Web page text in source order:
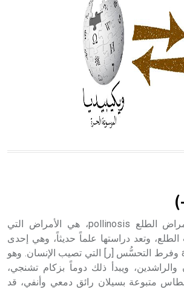
الطب من الدين والفلسفة.
إفراز حيواني يتكون في البحر ويتركب
الكلسيوم، وهو أحمر أو شديد الحمرة وهو
بكبر الحجم ويسمى الش
كلمة فرنسية اللفظ تم اعتمادها مصطلحاً
- هل تعلم أن أبجر Abgar اسم معروف جيداً يعود إلى عدد من
مدينة إديسا (الرها) من أبجر الأول وحتى
إلى أسرة أوسروين
)
الطلع (أمراض ـ) أمراض الطلع pollinosis، هي الأمراض التي
الطلع، وتعد دراستها علماً حديثاً، وهي إحدى
نماذج الأرجية allergy وفرط التحسُّس [ر] التي تصيب الإنسان. وهو
ويبدأ ذلك دوماً بزكام تشنجي،
متبوعة بسيلان رائق دمعي وأنفي، قد